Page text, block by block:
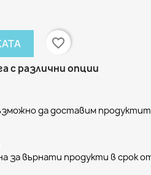
favorite_border
с различни опции
да доставим
за върнати продукти в срок